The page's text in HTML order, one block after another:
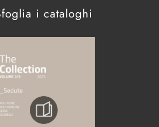
i cataloghi